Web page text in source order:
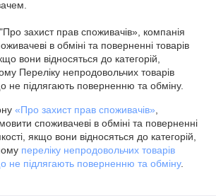
захист прав споживачів», компанія
в обміні та поверненні товарів
вони відносяться до категорій,
Переліку непродовольчих товарів
не підлягають поверненню та обміну.
«Про захист прав споживачів»
споживачеві в обміні та поверненні
якщо вони відносяться до категорій,
переліку непродовольчих товарів
не підлягають поверненню та обміну.